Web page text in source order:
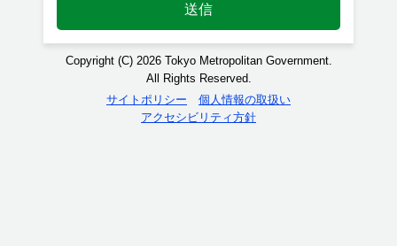
送信
Copyright (C) 2026 Tokyo Metropolitan Government.
All Rights Reserved.
サイトポリシー
個人情報の取扱い
アクセシビリティ方針